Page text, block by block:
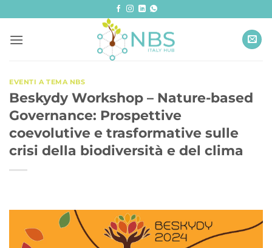
contenuti
EVENTI A TEMA NBS
Beskydy Workshop – Nature-based
Governance: Prospettive
coevolutive e trasformative sulle
crisi della biodiversità e del clima